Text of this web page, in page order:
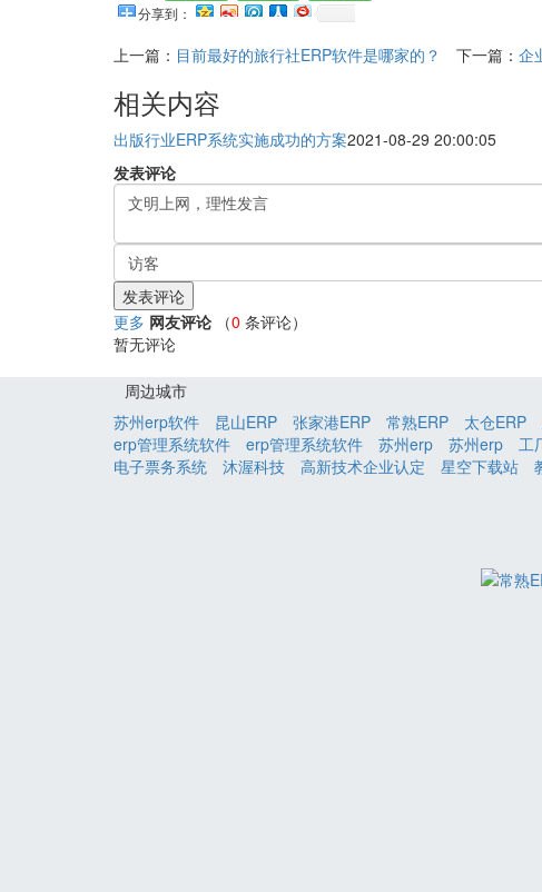
分享到：
上一篇： 目前最好的旅行社ERP软件是哪家的？ 下一篇： 企
相关内容
出版行业ERP系统实施成功的方案2021-08-29 20:00:05
发表评论
更多 网友评论 （0 条评论）
暂无评论
周边城市
苏州erp软件
昆山ERP 张家港ERP 常熟ERP 太仓ERP
erp管理系统软件
erp管理系统软件 苏州erp 苏州erp 工
电子票务系统
沐渥科技 高新技术企业认定 星空下载站